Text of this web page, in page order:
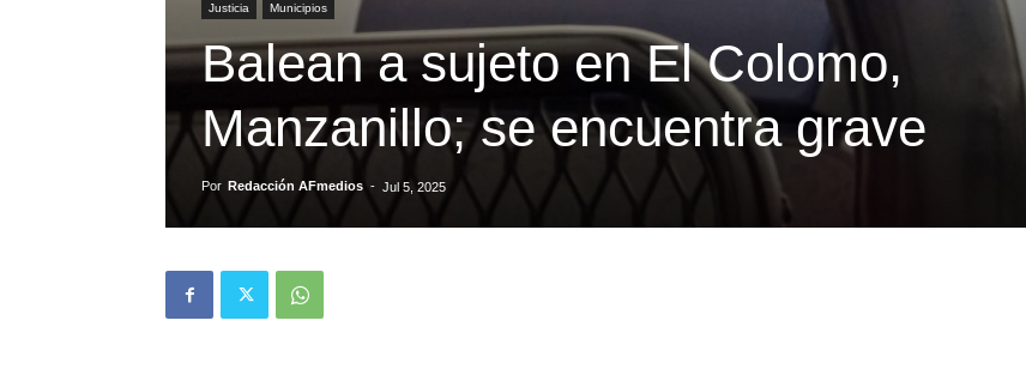
Justicia Municipios
Balean a sujeto en El Colomo,
Manzanillo; se encuentra grave
Por Redacción AFmedios - Jul 5, 2025